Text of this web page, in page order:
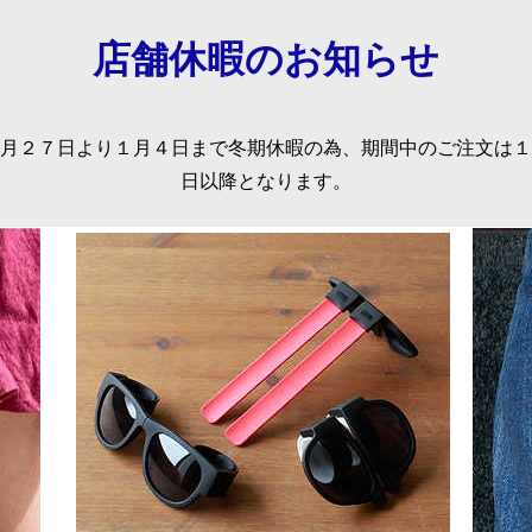
店舗休暇のお知らせ
２７日より１月４日まで冬期休暇の為、期間中のご注文は
日以降となります。